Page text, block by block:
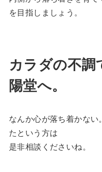
を目指しましょう。
カラダの不調
陽堂へ。
なんか心が落ち着かない
たという方は
是非相談くださいね。